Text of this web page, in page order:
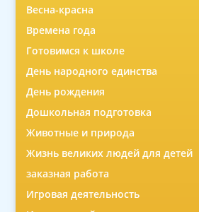
Весна-красна
Времена года
Готовимся к школе
День народного единства
День рождения
Дошкольная подготовка
Животные и природа
Жизнь великих людей для детей
заказная работа
Игровая деятельность